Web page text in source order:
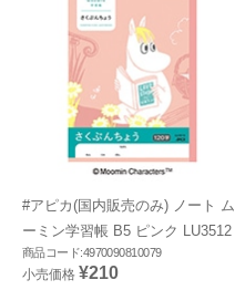
#アピカ(国内販売のみ) ノート ム
ーミン学習帳 B5 ピンク LU3512
商品コード:4970090810079
小売価格 ¥210